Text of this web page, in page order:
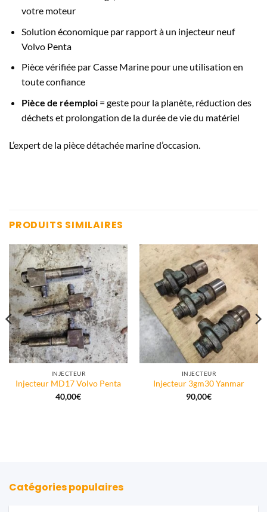
votre moteur
Solution économique par rapport à un injecteur neuf
Volvo Penta
Pièce vérifiée par Casse Marine pour une utilisation en
toute confiance
Pièce de réemploi= geste pour la planète, réduction des
déchets et prolongation de la durée de vie du matériel
L’expert de la pièce détachée marine d’occasion.
PRODUITS SIMILAIRES
INJECTEUR
Injecteur MD17 Volvo Penta
40,00€
INJECTEUR
Injecteur 3gm30 Yanmar
90,00€
Catégories populaires